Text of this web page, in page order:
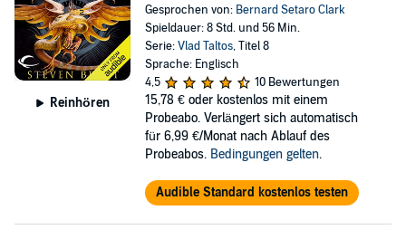
Reinhören
Gesprochen von: Bernard Setaro Clark
Spieldauer: 8 Std. und 56 Min.
Serie:Vlad Taltos, Titel 8
Sprache: Englisch
4,5
10 Bewertungen
15,78 € oder kostenlos mit einem
Probeabo. Verlängert sich automatisch
für 6,99 €/Monat nach Ablauf des
Probeabos. Bedingungen gelten.
Audible Standard kostenlos testen